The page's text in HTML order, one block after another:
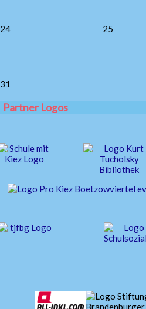
24 25
31
Partner Logos